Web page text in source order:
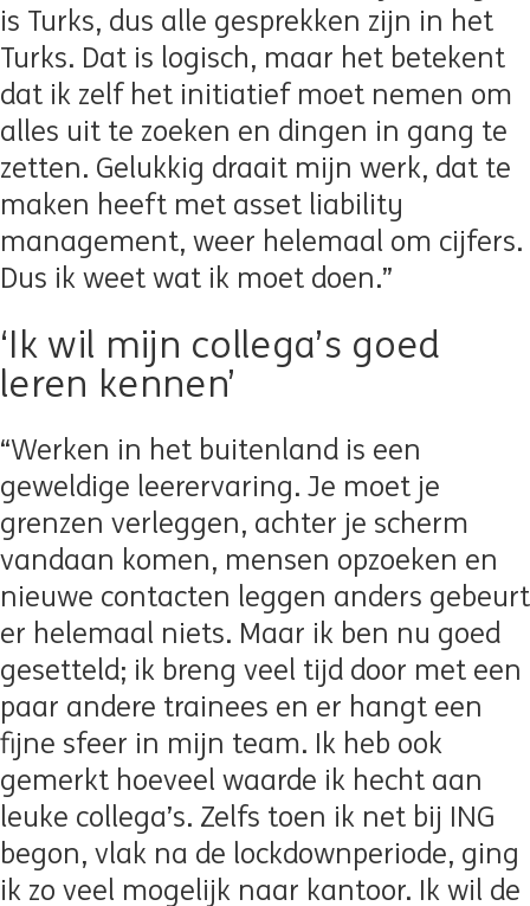
is Turks, dus alle gesprekken zijn in het
Turks. Dat is logisch, maar het betekent
dat ik zelf het initiatief moet nemen om
alles uit te zoeken en dingen in gang te
zetten. Gelukkig draait mijn werk, dat te
maken heeft met asset liability
management, weer helemaal om cijfers.
Dus ik weet wat ik moet doen.”
‘Ik wil mijn collega’s goed
leren kennen’
“Werken in het buitenland is een
geweldige leerervaring. Je moet je
grenzen verleggen, achter je scherm
vandaan komen, mensen opzoeken en
nieuwe contacten leggen anders gebeurt
er helemaal niets. Maar ik ben nu goed
gesetteld; ik breng veel tijd door met een
paar andere trainees en er hangt een
fijne sfeer in mijn team. Ik heb ook
gemerkt hoeveel waarde ik hecht aan
leuke collega’s. Zelfs toen ik net bij ING
begon, vlak na de lockdownperiode, ging
ik zo veel mogelijk naar kantoor. Ik wil de